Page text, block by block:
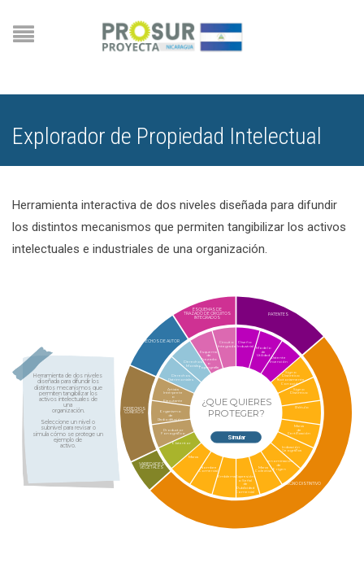
Explorador de Propiedad Intelectual
Herramienta interactiva de dos niveles diseñada para difundir
los distintos mecanismos que permiten tangibilizar los activos
intelectuales e industriales de una organización.
PATENTES
SIGNO DISTINTIVO
VARIEDADES
VEGETALES
DERECHOS
CONEXOS
DERECHOS DE AUTOR
ESQUEMAS DE
TRAZADO DE CIRCUITOS
INTEGRADOS
Diseño
Industrial Modelo
de
Utilidad
Patente
Invención
Signo
Distintivo
Notoriamente
Conocido
Signo
Distintivo
Rótulo
Marca
de
Certificación
Indicación
Geográfica
Denominación
de
Origen
Marca
Colectiva
Expresión
o Señal
de
Publicidad
Comercial
Emblema
Nombre
Comercial
Marca
Obtentor
Productor
Fonográfico
Organismo
de
Radiodifusión
Artista
Intérprete
o
Ejecutante
Derechos
Patrimoniales
Derechos
Morales
Esquema
de
Trazado
o
Topografía
Circuito
Integrado
¿QUE QUIERES
PROTEGER?
Simular
Herramienta de dos niveles
diseñada para difundir los
distintos mecanismos que
permiten tangibilizar los
activos intelectuales de
una
organización.
Seleccione un nivel o
subnivel para revisar o
simula cómo se protege un
ejemplo de
activo.